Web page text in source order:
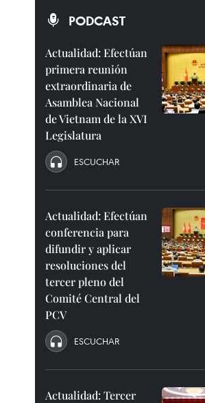
PODCAST
Actualidad: Efectúan
primera reunión
extraordinaria de
Asamblea Nacional
de Vietnam de la XVI
Legislatura
ESCUCHAR
Actualidad: Efectúan
conferencia para
difundir y aplicar
resoluciones del
tercer pleno del
Comité Central del
PCV
ESCUCHAR
Actualidad: Tercer